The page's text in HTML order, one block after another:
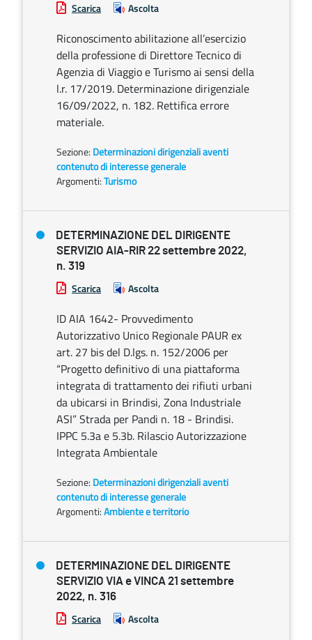
Scarica Ascolta
Riconoscimento abilitazione all’esercizio
della professione di Direttore Tecnico di
Agenzia di Viaggio e Turismo ai sensi della
l.r. 17/2019. Determinazione dirigenziale
16/09/2022, n. 182. Rettifica errore
materiale.
Sezione: Determinazioni dirigenziali aventi
contenuto di interesse generale
Argomenti:Turismo
DETERMINAZIONE DEL DIRIGENTE
SERVIZIO AIA-RIR 22 settembre 2022,
n. 319
Scarica Ascolta
ID AIA 1642- Provvedimento
Autorizzativo Unico Regionale PAUR ex
art. 27 bis del D.lgs. n. 152/2006 per
“Progetto definitivo di una piattaforma
integrata di trattamento dei rifiuti urbani
da ubicarsi in Brindisi, Zona Industriale
ASI” Strada per Pandi n. 18 - Brindisi.
IPPC 5.3a e 5.3b. Rilascio Autorizzazione
Integrata Ambientale
Sezione: Determinazioni dirigenziali aventi
contenuto di interesse generale
Argomenti:Ambiente e territorio
DETERMINAZIONE DEL DIRIGENTE
SERVIZIO VIA e VINCA 21 settembre
2022, n. 316
Scarica Ascolta